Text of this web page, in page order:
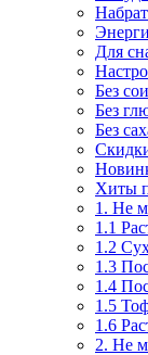
Для
Без сои
Без
Без
Хиты
1. Не
1.1
1.2
1.3
1.4
1.5
1.6
2. Не